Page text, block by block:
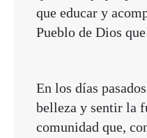
que educar y
Pueblo de Dios
En los días
belleza y sentir la
comunidad que,